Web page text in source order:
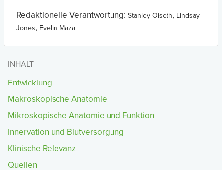
Redaktionelle Verantwortung: Stanley Oiseth, Lindsay
Jones, Evelin Maza
INHALT
Entwicklung
Makroskopische Anatomie
Mikroskopische Anatomie und Funktion
Innervation und Blutversorgung
Klinische Relevanz
Quellen